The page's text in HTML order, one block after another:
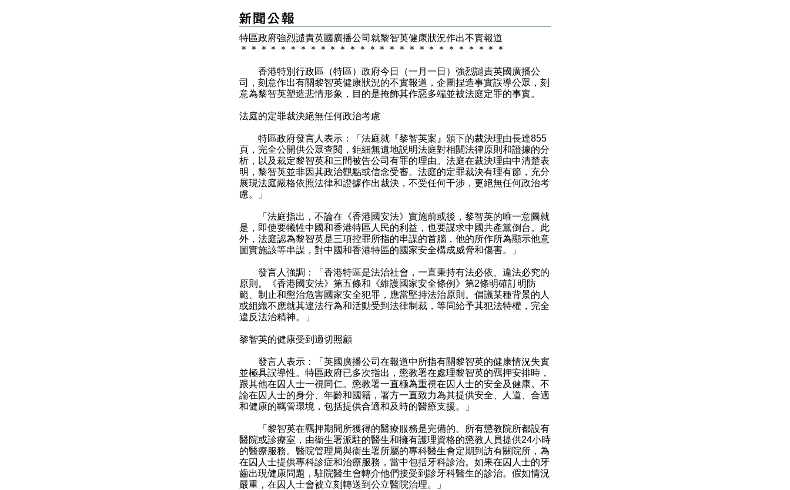
特區政府強烈譴責英國廣播公司就黎智英健康狀況作出不實報道
＊
＊ ＊ ＊ ＊ ＊ ＊ ＊ ＊ ＊ ＊ ＊ ＊ ＊ ＊ ＊ ＊ ＊ ＊ ＊ ＊ ＊ ＊ ＊ ＊ ＊ ＊
​香港特別行政區（特區）政府今日（一月一日）強烈譴責英國廣播公
司，刻意作出有關黎智英健康狀況的不實報道，企圖捏造事實誤導公眾，刻
意為黎智英塑造悲情形象，目的是掩飾其作惡多端並被法庭定罪的事實。
法庭的定罪裁決絕無任何政治考慮
特區政府發言人表示：「法庭就『黎智英案』頒下的裁決理由長達855
頁，完全公開供公眾查閱，鉅細無遺地説明法庭對相關法律原則和證據的分
析，以及裁定黎智英和三間被告公司有罪的理由。法庭在裁決理由中清楚表
明，黎智英並非因其政治觀點或信念受審。法庭的定罪裁決有理有節，充分
展現法庭嚴格依照法律和證據作出裁決，不受任何干涉，更絕無任何政治考
慮。」
「法庭指出，不論在《香港國安法》實施前或後，黎智英的唯一意圖就
是，即使要犧牲中國和香港特區人民的利益，也要謀求中國共產黨倒台。此
外，法庭認為黎智英是三項控罪所指的串謀的首腦，他的所作所為顯示他意
圖實施該等串謀，對中國和香港特區的國家安全構成威脅和傷害。」
發言人強調：「香港特區是法治社會，一直秉持有法必依、違法必究的
原則。《香港國安法》第五條和《維護國家安全條例》第2條明確訂明防
範、制止和懲治危害國家安全犯罪，應當堅持法治原則。倡議某種背景的人
或組織不應就其違法行為和活動受到法律制裁，等同給予其犯法特權，完全
違反法治精神。」
黎智英的健康受到適切照顧
發言人表示：「英國廣播公司在報道中所指有關黎智英的健康情況失實
並極具誤導性。特區政府已多次指出，懲教署在處理黎智英的羈押安排時，
跟其他在囚人士一視同仁。懲教署一直極為重視在囚人士的安全及健康。不
論在囚人士的身分、年齡和國籍，署方一直致力為其提供安全、人道、合適
和健康的羈管環境，包括提供合適和及時的醫療支援。」
「黎智英在羈押期間所獲得的醫療服務是完備的。所有懲教院所都設有
醫院或診療室，由衞生署派駐的醫生和擁有護理資格的懲教人員提供24小時
的醫療服務。醫院管理局與衞生署所屬的專科醫生會定期到訪有關院所，為
在囚人士提供專科診症和治療服務，當中包括牙科診治。如果在囚人士的牙
齒出現健康問題，駐院醫生會轉介他們接受到診牙科醫生的診治。假如情況
嚴重，在囚人士會被立刻轉送到公立醫院治理。」